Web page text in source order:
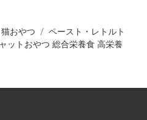
猫おやつ
ペースト・レトルト
ットおやつ 総合栄養食 高栄養